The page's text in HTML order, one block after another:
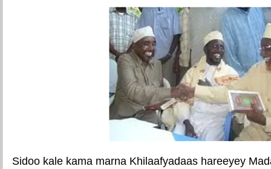
Sidoo kale kama marna Khilaafyadaas hareeyey